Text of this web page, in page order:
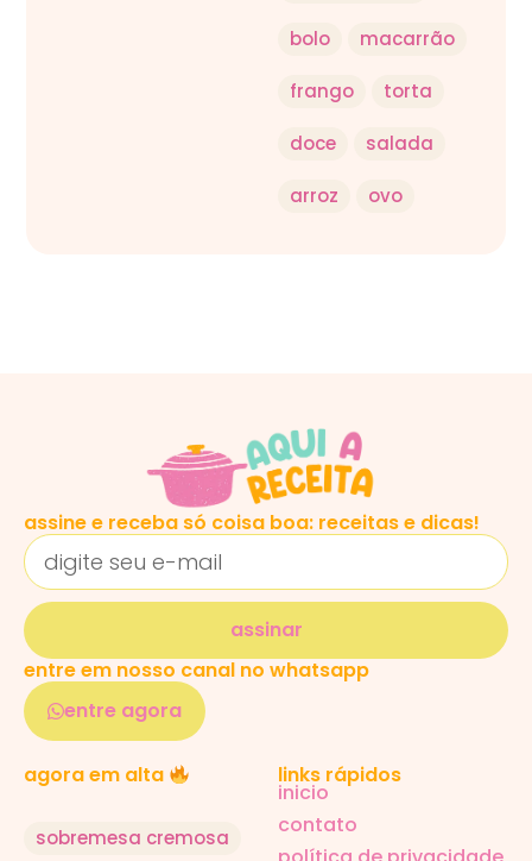
bolo macarrão
frango torta
doce salada
arroz ovo
assine e receba só coisa boa: receitas e dicas!
assinar
entre em nosso canal no whatsapp
entre agora
agora em alta
sobremesa cremosa
links rápidos
inicio
contato